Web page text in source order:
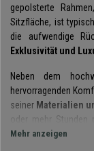
gepolsterte
Sitzfläche, ist
die aufwendige
Exklusivität und
Neben dem
hervorragenden
seiner Materialien
oder mehr
integrierter
Mehr anzeigen